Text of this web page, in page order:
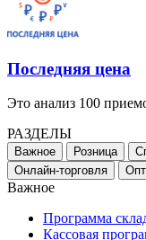
Последняя цена
Это анализ 100
РАЗДЕЛЫ
Важное Розница
Онлайн-торговля
Важное
Программа
Кассовая